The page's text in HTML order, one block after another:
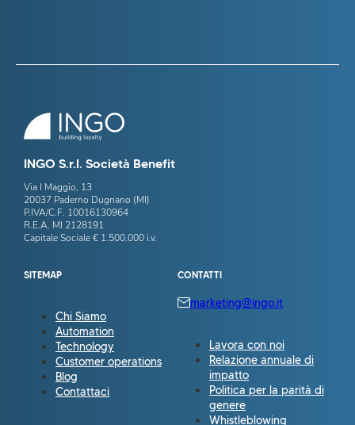
INGO S.r.l. Società Benefit
Via I Maggio, 13
20037 Paderno Dugnano (MI)
P.IVA/C.F. 10016130964
R.E.A. MI 2128191
Capitale Sociale € 1.500.000 i.v.
SITEMAP
Chi Siamo
Automation
Technology
Customer operations
Blog
Contattaci
CONTATTI
marketing@ingo.it
Lavora con noi
Relazione annuale di
impatto
Politica per la parità di
genere
Whistleblowing